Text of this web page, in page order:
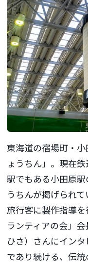
東海道の宿場町・
ょうちん」。現在
駅でもある小田原
うちんが掲げられ
旅行客に製作指導
ランティアの会」
ひさ）さんにイン
であり続ける、伝統